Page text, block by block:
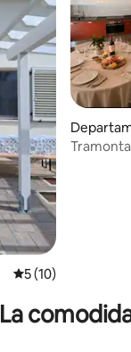
Calificación
5 (10)
La